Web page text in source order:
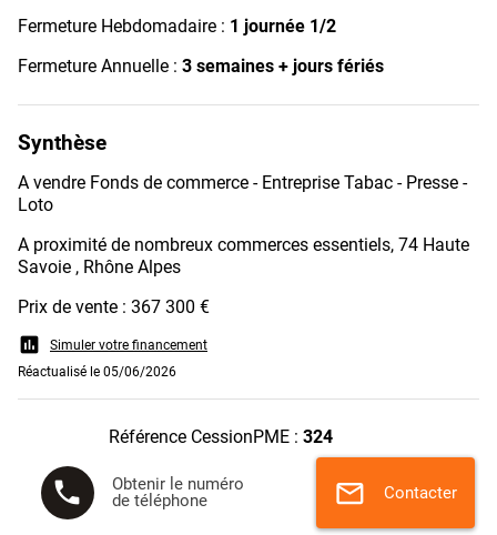
Fermeture Hebdomadaire : 1 journée 1/2
Fermeture Annuelle : 3 semaines + jours fériés
Synthèse
A vendre Fonds de commerce - Entreprise Tabac - Presse -
Loto
A proximité de nombreux commerces essentiels, 74 Haute
Savoie , Rhône Alpes
Prix de vente : 367 300 €
assessment
Simuler votre financement
Réactualisé le 05/06/2026
Référence CessionPME : 324
phone
Obtenir le numéro
de téléphone
mail Contacter